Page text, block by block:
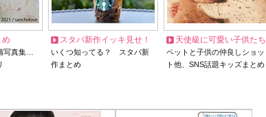
め
写真集…
スタバ新作イッキ見せ！
いくつ知ってる？ スタバ新
作まとめ
天使級に可愛い子供たち
ペットと子供の仲良しショッ
ト他、SNS話題キッズまとめ